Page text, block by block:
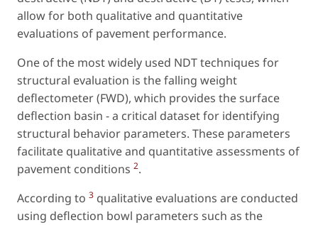
allow for both qualitative and quantitative
evaluations of pavement performance.
One of the most widely used NDT techniques for
structural evaluation is the falling weight
deflectometer (FWD), which provides the surface
deflection basin - a critical dataset for identifying
structural behavior parameters. These parameters
facilitate qualitative and quantitative assessments of
pavement conditions 2.
According to 3 qualitative evaluations are conducted
using deflection bowl parameters such as the